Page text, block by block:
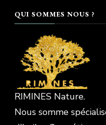
QUI SOMMES NOUS ?
RIMINES Nature.
Nous somme